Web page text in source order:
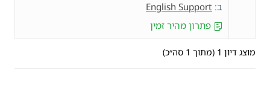
ב: English Support
פתרון מהיר זמין
מוצג דיון 1 (מתוך 1 סה״כ)